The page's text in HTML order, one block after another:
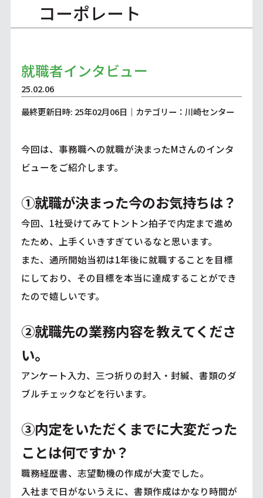
コーポレート
就職者インタビュー
25.02.06
最終更新日時: 25年02月06日｜カテゴリー：川崎センター
今回は、事務職への就職が決まったMさんのインタ
ビューをご紹介します。
①就職が決まった今のお気持ちは？
今回、1社受けてみてトントン拍子で内定まで進め
たため、上手くいきすぎているなと思います。
また、通所開始当初は1年後に就職することを目標
にしており、その目標を本当に達成することができ
たので嬉しいです。
②就職先の業務内容を教えてくださ
い。
アンケート入力、三つ折りの封入・封緘、書類のダ
ブルチェックなどを行います。
③内定をいただくまでに大変だった
ことは何ですか？
職務経歴書、志望動機の作成が大変でした。
入社まで日がないうえに、書類作成はかなり時間が